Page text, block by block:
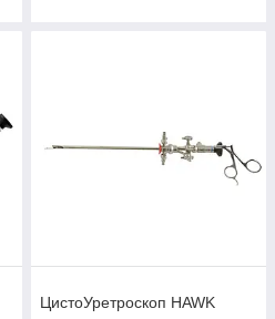
ЦистоУретроскоп HAWK